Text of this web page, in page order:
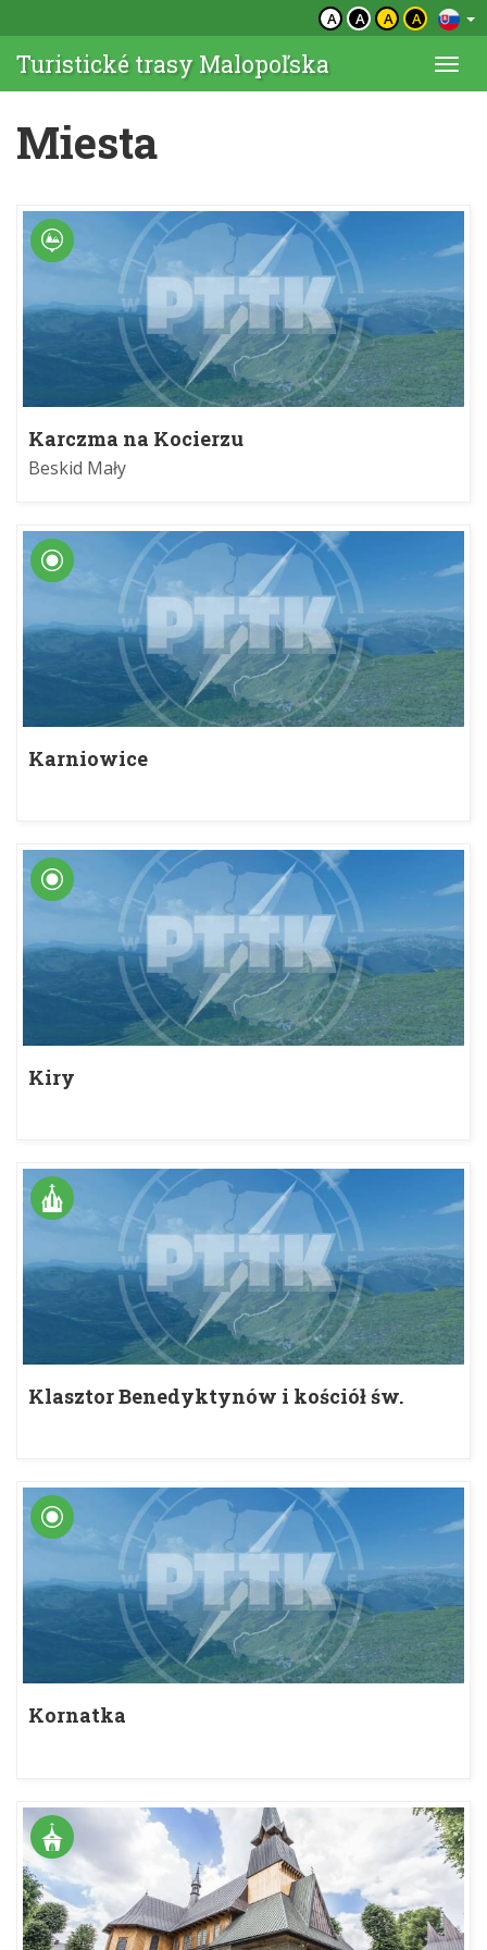
A A A A
Turistické trasy Malopoľska
Miesta
Karczma na Kocierzu
Beskid Mały
Karniowice
Kiry
Klasztor Benedyktynów i kościół św.
Kornatka